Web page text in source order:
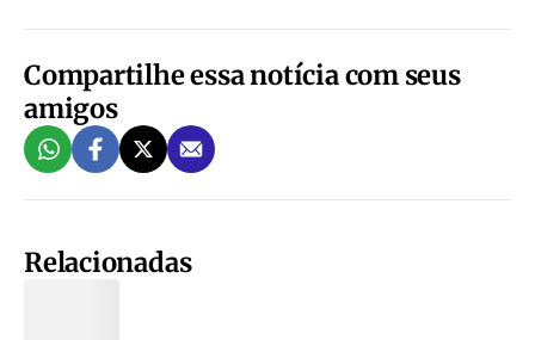
Compartilhe essa notícia com seus
amigos
Relacionadas